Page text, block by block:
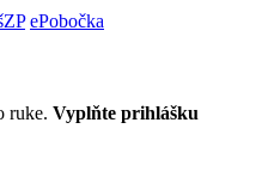
ePobočka
ruke. Vyplňte prihlášku